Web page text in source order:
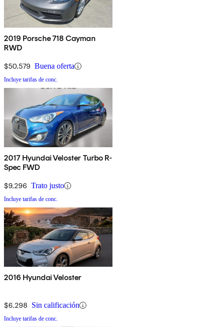
2019 Porsche 718 Cayman
RWD
$50,579 Buena oferta
Incluye tarifas de conc.
2017 Hyundai Veloster Turbo R-
Spec FWD
$9,296 Trato justo
Incluye tarifas de conc.
2016 Hyundai Veloster
$6,298 Sin calificación
Incluye tarifas de conc.